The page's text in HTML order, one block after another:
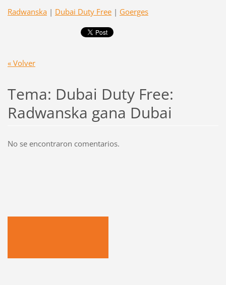
Radwanska | Dubai Duty Free | Goerges
« Volver
Tema: Dubai Duty Free:
Radwanska gana Dubai
No se encontraron comentarios.